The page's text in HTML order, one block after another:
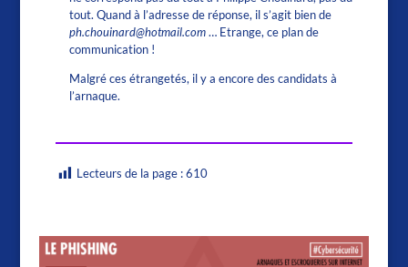
tout. Quand à l’adresse de réponse, il s’agit bien de
ph.chouinard@hotmail.com… Etrange, ce plan de
communication !
Malgré ces étrangetés, il y a encore des candidats à
l’arnaque.
Lecteurs de la page : 610